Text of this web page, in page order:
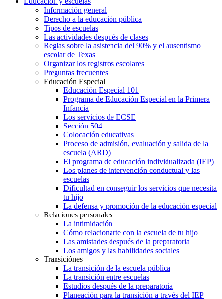
Información general
Derecho a la educación pública
Tipos de escuelas
Las actividades después de clases
Reglas sobre la asistencia del 90% y el ausentismo
escolar de Texas
Organizar los registros escolares
Preguntas frecuentes
Educación Especial
Educación Especial 101
Programa de Educación Especial en la Primera
Infancia
Los servicios de ECSE
Sección 504
Colocación educativas
Proceso de admisión, evaluación y salida de la
escuela (ARD)
El programa de educación individualizada (IEP)
Los planes de intervención conductual y las
escuelas
Dificultad en conseguir los servicios que necesita
tu hijo
La defensa y promoción de la educación especial
Relaciones personales
La intimidación
Cómo relacionarte con la escuela de tu hijo
Las amistades después de la preparatoria
Los amigos y las habilidades sociales
Transiciónes
La transición de la escuela pública
La transición entre escuelas
Estudios después de la preparatoria
Planeación para la transición a través del IEP